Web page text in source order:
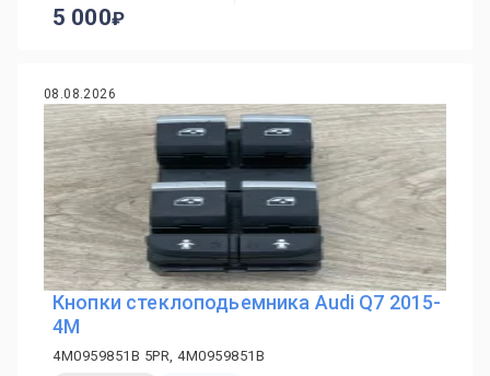
5 000
08.08.2026
Кнопки стеклоподьемника Audi Q7 2015-
4M
4M0959851B 5PR, 4M0959851B